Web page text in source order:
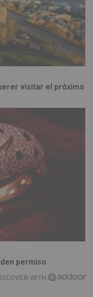
visitar el próximo
permiso
WITH